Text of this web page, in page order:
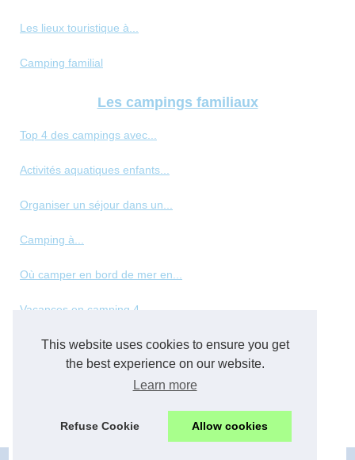
This website uses cookies to ensure you get
the best experience on our website.
Learn more
Refuse Cookie Allow cookies
Les lieux touristique à...
Camping familial
Les campings familiaux
Top 4 des campings avec...
Activités aquatiques enfants...
Organiser un séjour dans un...
Camping à...
Où camper en bord de mer en...
Vacances en camping 4...
Les meilleurs types de...
Panorama des hébergements de...
Top des vacances en normandie...